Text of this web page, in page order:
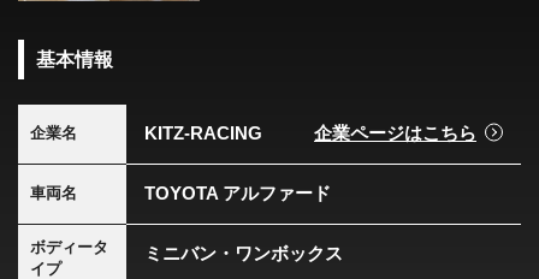
基本情報
企業名 KITZ-RACING 企業ページはこちら
車両名 TOYOTA アルファード
ボディータ
イプ
ミニバン・ワンボックス